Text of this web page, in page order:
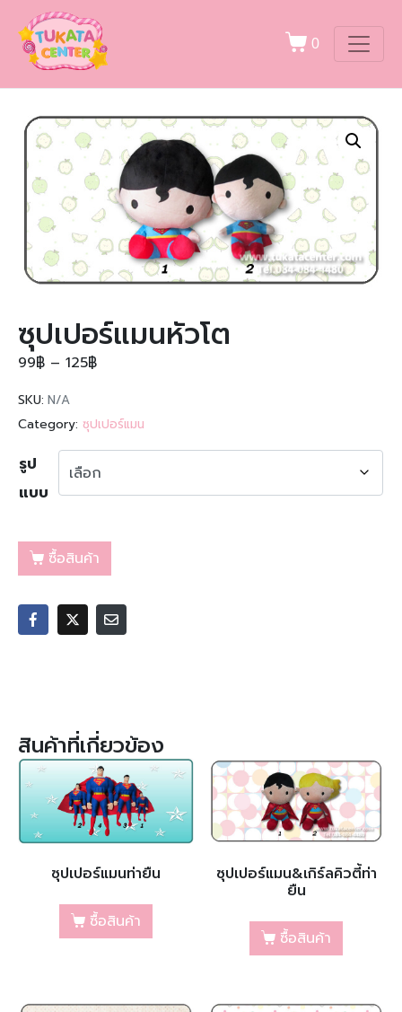
0
ซุปเปอร์แมนหัวโต
99฿ – 125฿
SKU: N/A
Category: ซุปเปอร์แมน
รูป
แบบ
ซื้อสินค้า
สินค้าที่เกี่ยวข้อง
ซุปเปอร์แมนท่ายืน
ซื้อสินค้า
ซุปเปอร์แมน&เกิร์ลคิวตี้ท่า
ยืน
ซื้อสินค้า